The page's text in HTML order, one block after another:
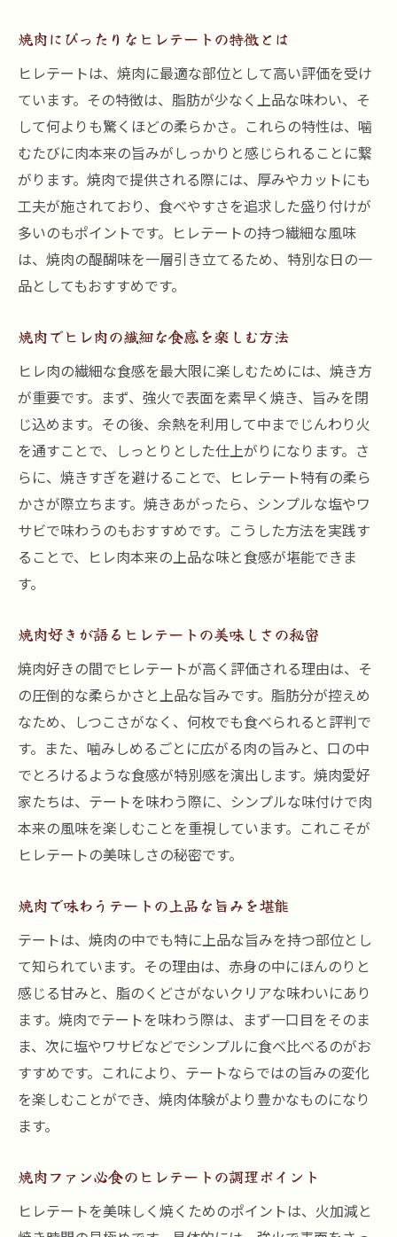
焼肉にぴったりなヒレテートの特徴とは
ヒレテートは、焼肉に最適な部位として高い評価を受け
ています。その特徴は、脂肪が少なく上品な味わい、そ
して何よりも驚くほどの柔らかさ。これらの特性は、噛
むたびに肉本来の旨みがしっかりと感じられることに繋
がります。焼肉で提供される際には、厚みやカットにも
工夫が施されており、食べやすさを追求した盛り付けが
多いのもポイントです。ヒレテートの持つ繊細な風味
は、焼肉の醍醐味を一層引き立てるため、特別な日の一
品としてもおすすめです。
焼肉でヒレ肉の繊細な食感を楽しむ方法
ヒレ肉の繊細な食感を最大限に楽しむためには、焼き方
が重要です。まず、強火で表面を素早く焼き、旨みを閉
じ込めます。その後、余熱を利用して中までじんわり火
を通すことで、しっとりとした仕上がりになります。さ
らに、焼きすぎを避けることで、ヒレテート特有の柔ら
かさが際立ちます。焼きあがったら、シンプルな塩やワ
サビで味わうのもおすすめです。こうした方法を実践す
ることで、ヒレ肉本来の上品な味と食感が堪能できま
す。
焼肉好きが語るヒレテートの美味しさの秘密
焼肉好きの間でヒレテートが高く評価される理由は、そ
の圧倒的な柔らかさと上品な旨みです。脂肪分が控えめ
なため、しつこさがなく、何枚でも食べられると評判で
す。また、噛みしめるごとに広がる肉の旨みと、口の中
でとろけるような食感が特別感を演出します。焼肉愛好
家たちは、テートを味わう際に、シンプルな味付けで肉
本来の風味を楽しむことを重視しています。これこそが
ヒレテートの美味しさの秘密です。
焼肉で味わうテートの上品な旨みを堪能
テートは、焼肉の中でも特に上品な旨みを持つ部位とし
て知られています。その理由は、赤身の中にほんのりと
感じる甘みと、脂のくどさがないクリアな味わいにあり
ます。焼肉でテートを味わう際は、まず一口目をそのま
ま、次に塩やワサビなどでシンプルに食べ比べるのがお
すすめです。これにより、テートならではの旨みの変化
を楽しむことができ、焼肉体験がより豊かなものになり
ます。
焼肉ファン必食のヒレテートの調理ポイント
ヒレテートを美味しく焼くためのポイントは、火加減と